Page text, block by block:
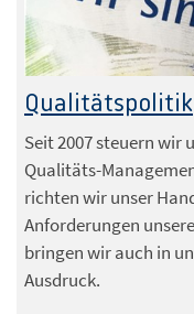
Qualitätspolitik
Seit 2007 steuern wir
Qualitäts-
richten wir unser
Anforderungen
bringen wir auch in
Ausdruck.